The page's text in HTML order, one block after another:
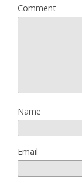
Comment
Name
Email